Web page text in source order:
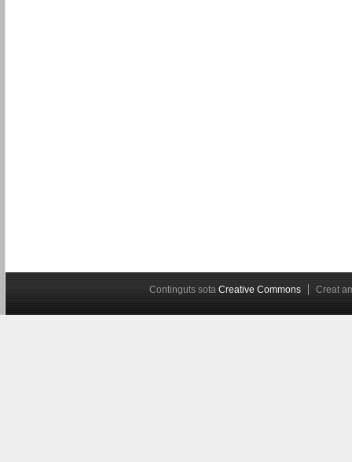
Continguts sota Creative Commons Creat